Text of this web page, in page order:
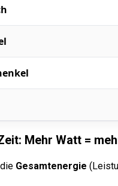
Mehr Watt =
Gesamtenergie